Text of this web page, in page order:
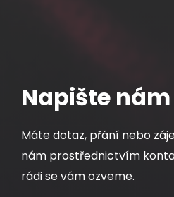
Napište nám
Máte dotaz, přání nebo
nám prostřednictvím
rádi se vám ozveme.